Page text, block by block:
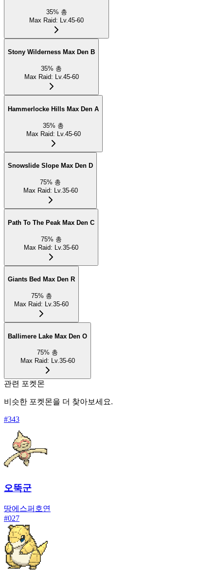
35% 총
Max Raid: Lv.45-60
Stony Wilderness Max Den B
35% 총
Max Raid: Lv.45-60
Hammerlocke Hills Max Den A
35% 총
Max Raid: Lv.45-60
Snowslide Slope Max Den D
75% 총
Max Raid: Lv.35-60
Path To The Peak Max Den C
75% 총
Max Raid: Lv.35-60
Giants Bed Max Den R
75% 총
Max Raid: Lv.35-60
Ballimere Lake Max Den O
75% 총
Max Raid: Lv.35-60
관련 포켓몬
비슷한 포켓몬을 더 찾아보세요.
#343
오뚝군
땅에스퍼 호연
#027